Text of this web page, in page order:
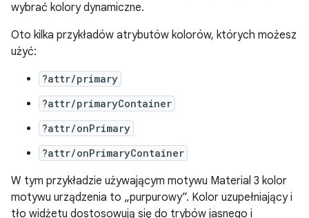
wybrać kolory dynamiczne.
Oto kilka przykładów atrybutów kolorów, których możesz
użyć:
?attr/primary
?attr/primaryContainer
?attr/onPrimary
?attr/onPrimaryContainer
W tym przykładzie używającym motywu Material 3 kolor
motywu urządzenia to „purpurowy”. Kolor uzupełniający i
tło widżetu dostosowują się do trybów jasnego i